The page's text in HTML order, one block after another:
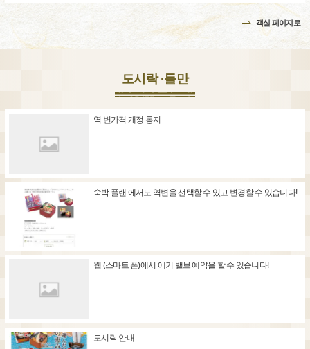
객실 페이지로
도시락 ·들만
역 변가격 개정 통지
숙박 플랜 에서도 역변을 선택할 수 있고 변경할 수 있습니다!
웹 (스마트 폰)에서 에키 밸브 예약을 할 수 있습니다!
도시락 안내